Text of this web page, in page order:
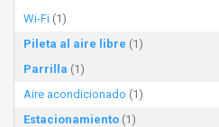
Wi-Fi (1)
Pileta al aire libre (1)
Parrilla (1)
Aire acondicionado (1)
Estacionamiento (1)